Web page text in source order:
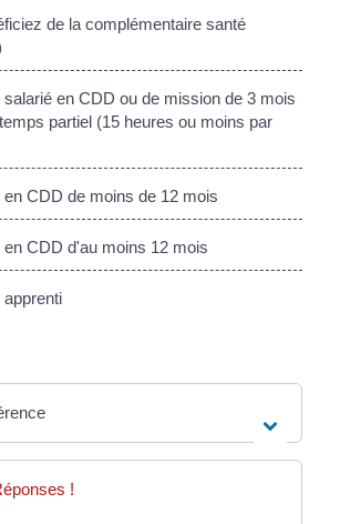
de la complémentaire santé
salarié en CDD ou de mission de 3 mois
partiel (15 heures ou moins par
en CDD de moins de 12 mois
en CDD d'au moins 12 mois
!